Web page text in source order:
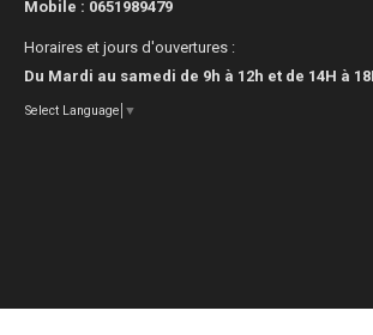
Mobile : 0651989479
Horaires et jours d'ouvertures :
Du Mardi au samedi de 9h à 12h et de 14H à
Select Language ▼